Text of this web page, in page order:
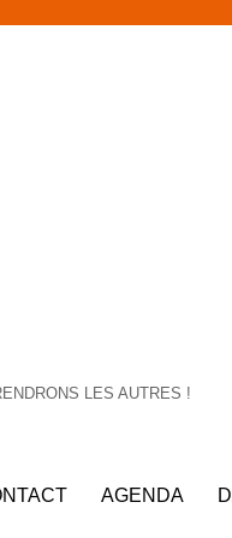
LES AUTRES !
AGENDA